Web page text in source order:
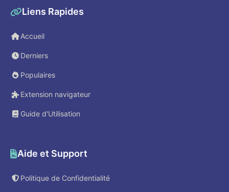
Liens Rapides
Accueil
Derniers
Populaires
Extension navigateur
Guide d'Utilisation
Aide et Support
Politique de Confidentialité